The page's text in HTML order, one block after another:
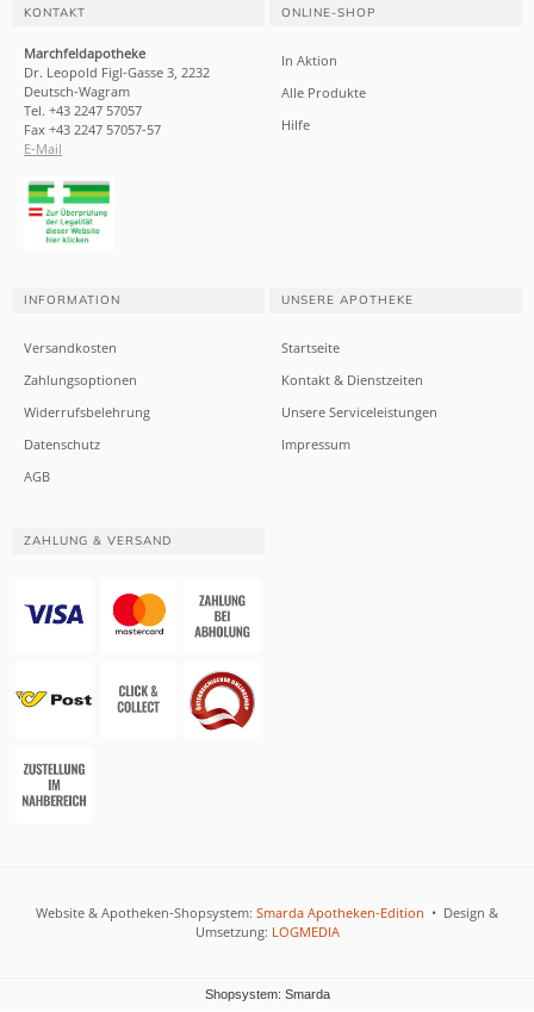
KONTAKT
Marchfeldapotheke
Dr. Leopold Figl-Gasse 3, 2232
Deutsch-Wagram
Tel. +43 2247 57057
Fax +43 2247 57057-57
E-Mail
ONLINE-SHOP
In Aktion
Alle Produkte
Hilfe
INFORMATION
Versandkosten
Zahlungsoptionen
Widerrufsbelehrung
Datenschutz
AGB
UNSERE APOTHEKE
Startseite
Kontakt & Dienstzeiten
Unsere Serviceleistungen
Impressum
ZAHLUNG & VERSAND
Website & Apotheken-Shopsystem: Smarda Apotheken-Edition • Design &
Umsetzung: LOGMEDIA
Shopsystem: Smarda